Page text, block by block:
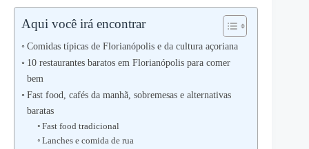
Aqui você irá encontrar
Comidas típicas de Florianópolis e da cultura açoriana
10 restaurantes baratos em Florianópolis para comer
bem
Fast food, cafés da manhã, sobremesas e alternativas
baratas
Fast food tradicional
Lanches e comida de rua